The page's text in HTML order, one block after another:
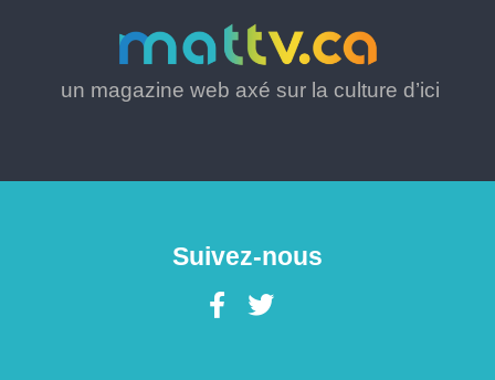
un magazine web axé sur la culture d’ici
Suivez-nous